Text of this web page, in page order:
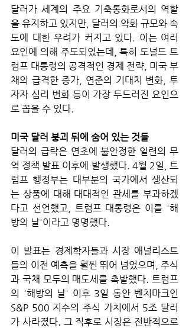
달러가 세계의 주요 기축통화로서의 역할
을 유지하고 있지만, 달러의 약화 규모와 속
도에 대한 우려가 커지고 있다. 이는 여러
요인에 의해 주도되었는데, 특히 도널드 트
럼프 대통령의 공격적인 경제 전략, 미국 부
채의 급격한 증가, 연준의 기대치 변화, 투
자자 심리 변화 등이 가장 두드러진 요인으
로 꼽을 수 있다.
미국 달러 붕괴 뒤에 숨어 있는 것들
달러의 급락은 연초에 불안정한 일련의 무
역 정책 발표 이후에 발생했다. 4월 2일, 트
럼프 행정부는 대부분의 국가에서 생산되
는 상품에 대해 대대적인 관세를 부과하겠
다고 선언했고, 트럼프 대통령은 이를 '해
방의 날'이라고 명명했다.
이 발표는 경제학자들과 시장 애널리스트
들의 이전 예측을 훨씬 뛰어 넘었으며, 주식
과 국채 모두의 매도세를 촉발했다. 트럼프
의 '해방의 날' 이후 3일 동안 벤치마크인
S&P 500 지수의 주식 가치에서 5조 달러
가 사라졌다. 그 직후로 시장은 전반적으로